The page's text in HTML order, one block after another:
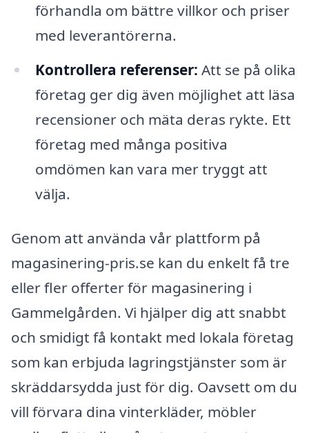
förhandla om bättre villkor och priser
med leverantörerna.
Kontrollera referenser: Att se på olika
företag ger dig även möjlighet att läsa
recensioner och mäta deras rykte. Ett
företag med många positiva
omdömen kan vara mer tryggt att
välja.
Genom att använda vår plattform på
magasinering-pris.se kan du enkelt få tre
eller fler offerter för magasinering i
Gammelgården. Vi hjälper dig att snabbt
och smidigt få kontakt med lokala företag
som kan erbjuda lagringstjänster som är
skräddarsydda just för dig. Oavsett om du
vill förvara dina vinterkläder, möbler